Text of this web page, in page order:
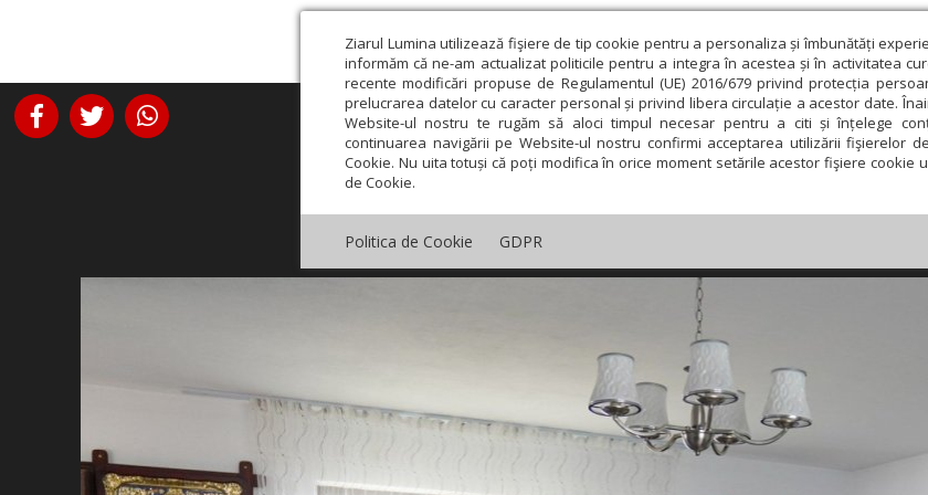
Ziarul Lumina utilizează fişiere de tip cookie pentru a personaliza și îmbunătăți
informăm că ne-am actualizat politicile pentru a integra în acestea și în activitatea
recente modificări propuse de Regulamentul (UE) 2016/679 privind protecția
prelucrarea datelor cu caracter personal și privind libera circulație a acestor date.
Website-ul nostru te rugăm să aloci timpul necesar pentru a citi și înțelege
continuarea navigării pe Website-ul nostru confirmi acceptarea utilizării fişierelor
Cookie. Nu uita totuși că poți modifica în orice moment setările acestor fişiere cookie
de Cookie.
Politica de Cookie GDPR